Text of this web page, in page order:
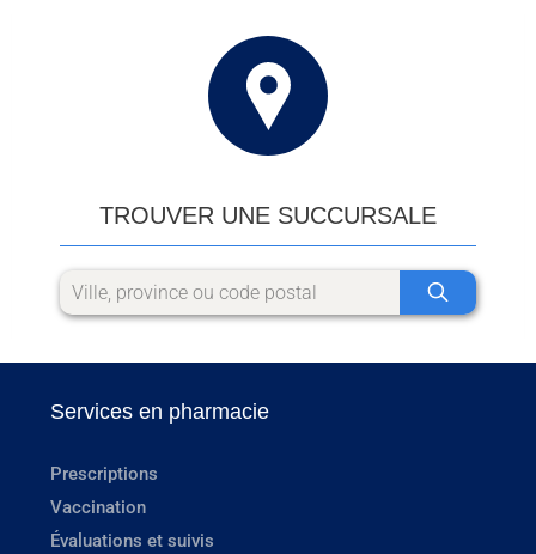
TROUVER UNE SUCCURSALE
Services en pharmacie
Prescriptions
Vaccination
Évaluations et suivis